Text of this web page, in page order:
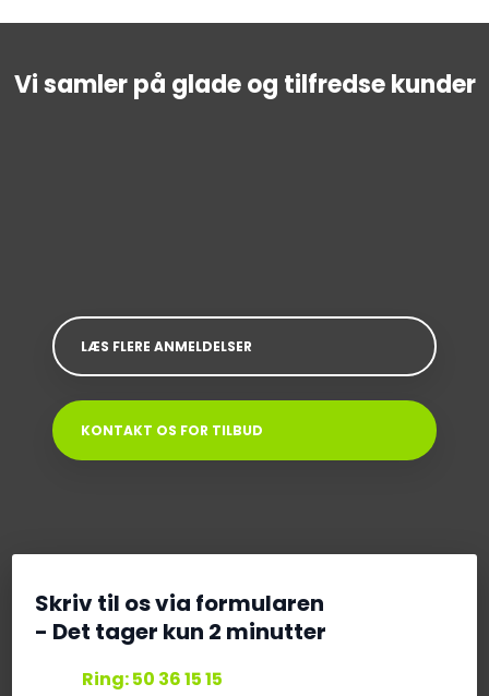
Vi samler på glade og tilfredse kunder
LÆS FLERE ANMELDELSER
KONTAKT OS FOR TILBUD
Skriv til os via formularen
​- Det tager kun 2 minutter
Ring: 50 36 15 15​